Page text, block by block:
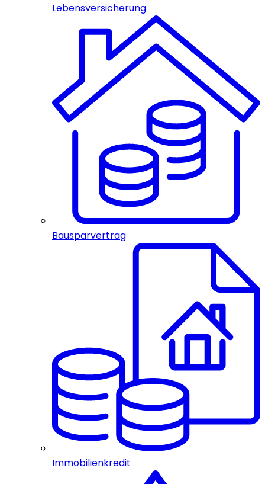
Lebensversicherung
Bausparvertrag
Immobilienkredit